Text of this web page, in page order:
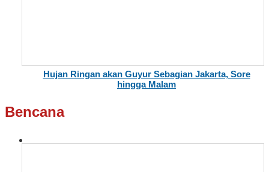
Hujan Ringan akan Guyur Sebagian Jakarta, Sore
hingga Malam
Bencana